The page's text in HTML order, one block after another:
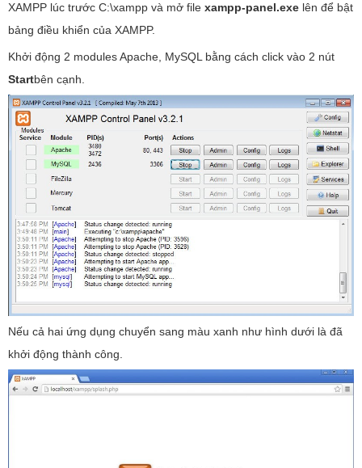
XAMPP lúc trước C:\xampp và mở file xampp-panel.exe lên để bật
bảng điều khiển của XAMPP.
Khởi động 2 modules Apache, MySQL bằng cách click vào 2 nút
Startbên cạnh.
Nếu cả hai ứng dụng chuyển sang màu xanh như hình dưới là đã
khởi động thành công.